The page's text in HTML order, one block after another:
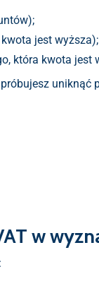
jest wyższa);
która kwota jest
uniknąć
w